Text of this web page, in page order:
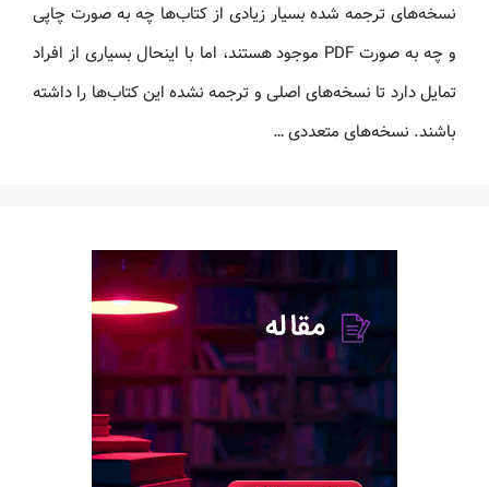
نسخه‌های ترجمه شده بسیار زیادی از کتاب‌ها چه به صورت چاپی
و چه به صورت PDF موجود هستند، اما با اینحال بسیاری از افراد
تمایل دارد تا نسخه‌های اصلی و ترجمه نشده این کتاب‌ها را داشته
باشند. نسخه‌های متعددی …